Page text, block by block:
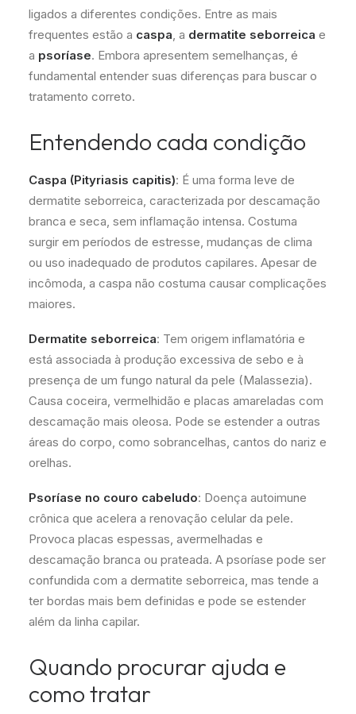
ligados a diferentes condições. Entre as mais
frequentes estão a caspa, a dermatite seborreica e
a psoríase. Embora apresentem semelhanças, é
fundamental entender suas diferenças para buscar o
tratamento correto.
Entendendo cada condição
Caspa (Pityriasis capitis): É uma forma leve de
dermatite seborreica, caracterizada por descamação
branca e seca, sem inflamação intensa. Costuma
surgir em períodos de estresse, mudanças de clima
ou uso inadequado de produtos capilares. Apesar de
incômoda, a caspa não costuma causar complicações
maiores.
Dermatite seborreica: Tem origem inflamatória e
está associada à produção excessiva de sebo e à
presença de um fungo natural da pele (Malassezia).
Causa coceira, vermelhidão e placas amareladas com
descamação mais oleosa. Pode se estender a outras
áreas do corpo, como sobrancelhas, cantos do nariz e
orelhas.
Psoríase no couro cabeludo: Doença autoimune
crônica que acelera a renovação celular da pele.
Provoca placas espessas, avermelhadas e
descamação branca ou prateada. A psoríase pode ser
confundida com a dermatite seborreica, mas tende a
ter bordas mais bem definidas e pode se estender
além da linha capilar.
Quando procurar ajuda e
como tratar